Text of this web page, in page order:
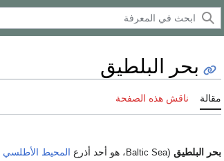
بحر البلطيق
مقالة ناقش هذه الصفحة
بحر البلطيق (
Baltic Sea ، هو أحد أذرع المحيط الأطلسي